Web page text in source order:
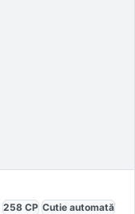
258 CP Cutie automată